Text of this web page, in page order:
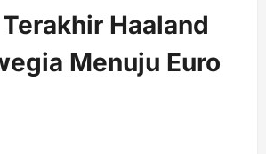
Haaland
Menuju Euro